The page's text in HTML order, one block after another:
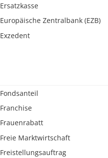
Ersatzkasse
Europäische Zentralbank (EZB)
Exzedent
Fondsanteil
Franchise
Frauenrabatt
Freie Marktwirtschaft
Freistellungsauftrag